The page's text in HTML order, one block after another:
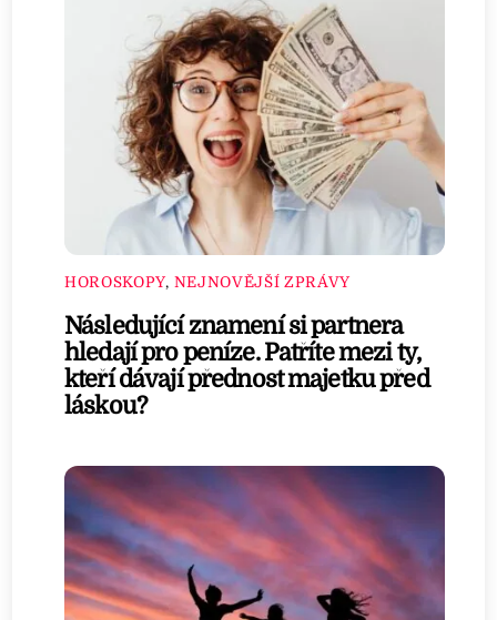
HOROSKOPY, NEJNOVĚJŠÍ ZPRÁVY
Následující znamení si partnera
hledají pro peníze. Patříte mezi ty,
kteří dávají přednost majetku před
láskou?